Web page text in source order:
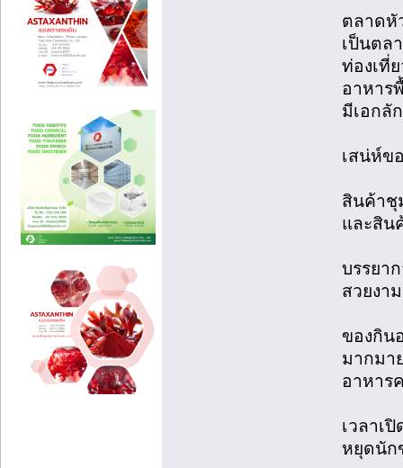
ตลาดหั
เป็นตล
ท่องเที่
อาหาร
มีเอกลั
เสน่ห์ข
สินค้าชุ
และสิน
บรรยา
สวยงา
ของกิน
มากมา
อาหาร
เวลาเ
หยุดนัก